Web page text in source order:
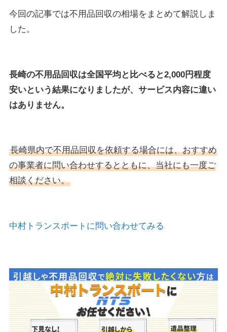
今回の記事では不用品回収の相場をまとめて解説しま
した。
長崎の不用品回収は全国平均と比べると2,000円程度
安いという結果になりましたが、サービス内容に違い
はありません。
長崎県内で不用品回収を依頼する場合には、おすすめ
の事業者に問い合わせするとともに、当社にも一度ご
相談ください。
中村トランスポートに問い合わせてみる